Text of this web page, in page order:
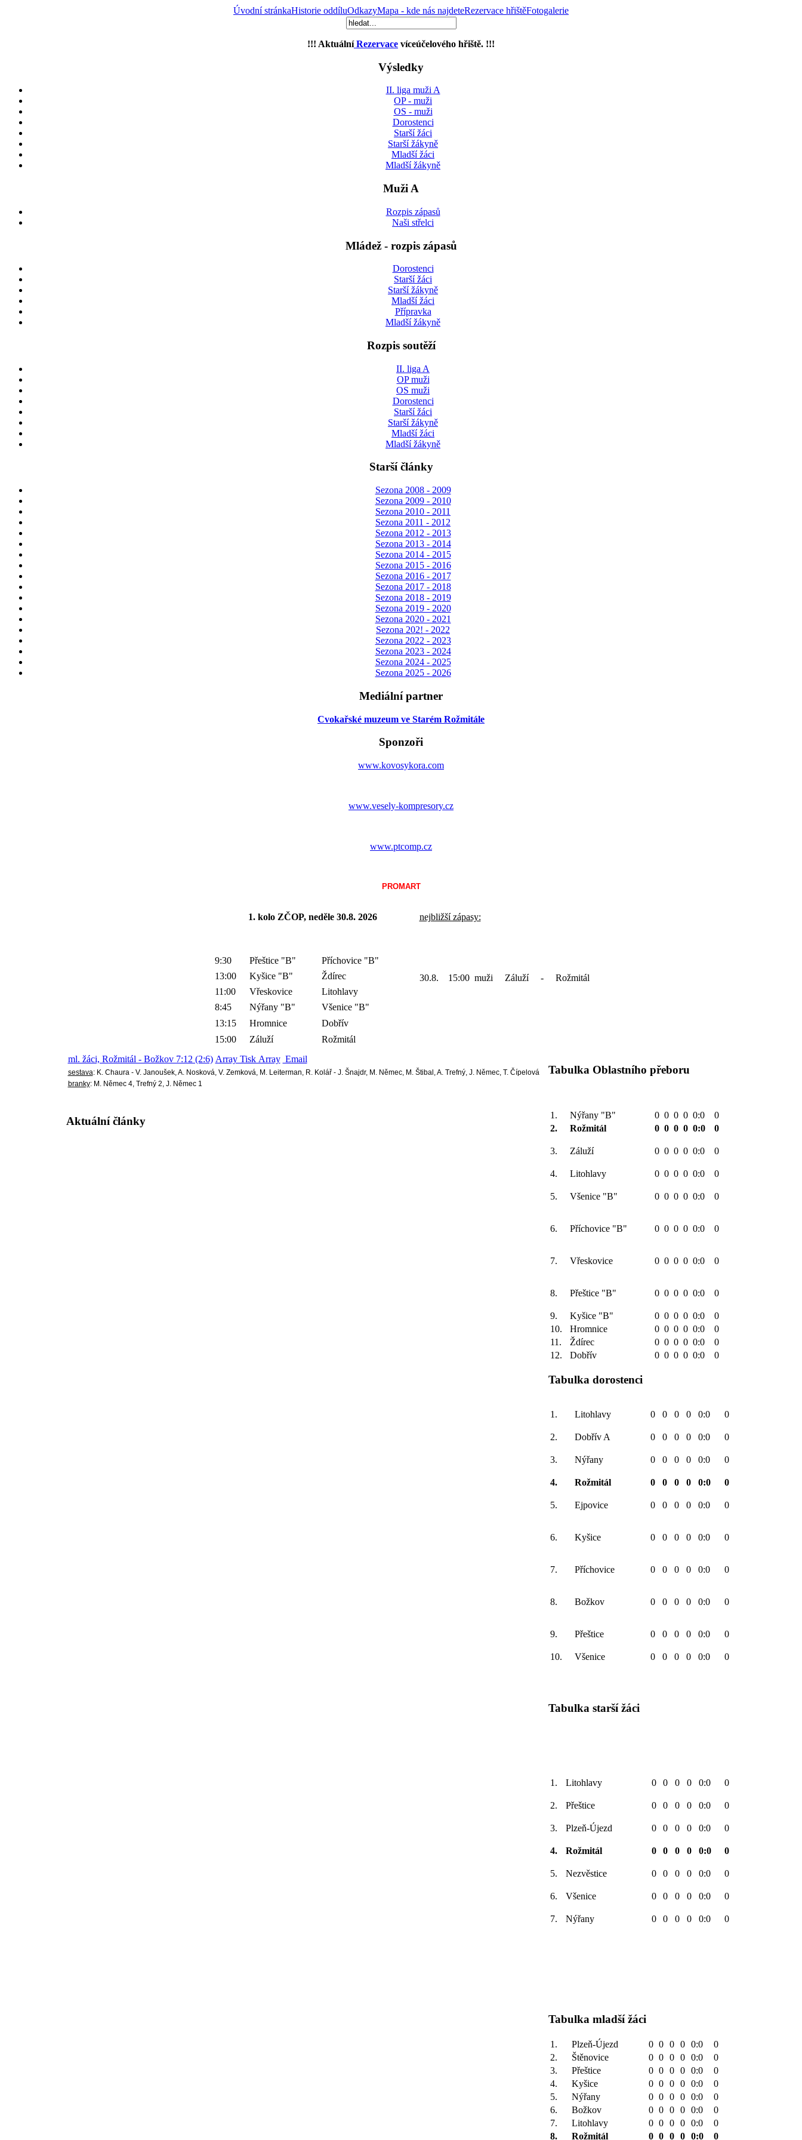
Úvodní stránkaHistorie oddíluOdkazyMapa - kde nás najdeteRezervace hřištěFotogalerie
!!! AktuálníRezervace víceúčelového hřiště. !!!
Výsledky
II. liga muži A
OP - muži
OS - muži
Dorostenci
Starší žáci
Starší žákyně
Mladší žáci
Mladší žákyně
Muži A
Rozpis zápasů
Naši střelci
Mládež - rozpis zápasů
Dorostenci
Starší žáci
Starší žákyně
Mladší žáci
Přípravka
Mladší žákyně
Rozpis soutěží
II. liga A
OP muži
OS muži
Dorostenci
Starší žáci
Starší žákyně
Mladší žáci
Mladší žákyně
Starší články
Sezona 2008 - 2009
Sezona 2009 - 2010
Sezona 2010 - 2011
Sezona 2011 - 2012
Sezona 2012 - 2013
Sezona 2013 - 2014
Sezona 2014 - 2015
Sezona 2015 - 2016
Sezona 2016 - 2017
Sezona 2017 - 2018
Sezona 2018 - 2019
Sezona 2019 - 2020
Sezona 2020 - 2021
Sezona 202! - 2022
Sezona 2022 - 2023
Sezona 2023 - 2024
Sezona 2024 - 2025
Sezona 2025 - 2026
Mediální partner
Cvokařské muzeum ve Starém Rožmitále
Sponzoři
www.kovosykora.com
www.vesely-kompresory.cz
www.ptcomp.cz
PROMART
1. kolo ZČOP, neděle 30.8. 2026
9:30 Přeštice "B"
Příchovice "B"
13:00
Kyšice "B"
Ždírec
11:00
Vřeskovice
Litohlavy
8:45
Nýřany "B"
Všenice "B"
13:15
Hromnice
Dobřív
15:00
Záluží Rožmitál
nejbližší zápasy:
30.8. 15:00 muži Záluží - Rožmitál
ml. žáci, Rožmitál - Božkov 7:12 (2:6) Array Tisk Array Email
sestava: K. Chaura - V. Janoušek, A. Nosková, V. Zemková, M. Leiterman, R. Kolář - J. Šnajdr, M. Němec, M. Štibal, A. Trefný, J. Němec, T. Čípelová
branky: M. Němec 4, Trefný 2, J. Němec 1
Aktuální články
Tabulka Oblastního přeboru
1. Nýřany "B" 0 0 0 0 0:0
0
2.
Rožmitál 0 0 0 0 0:0 0
3. Záluží 0 0 0 0 0:0 0
4. Litohlavy 0 0 0 0 0:0 0
5. Všenice "B" 0 0 0 0 0:0 0
6. Příchovice "B" 0 0 0 0 0:0 0
7. Vřeskovice 0 0 0 0 0:0 0
8. Přeštice "B" 0 0 0 0 0:0 0
9. Kyšice "B" 0 0 0 0 0:0
0
10.
Hromnice 0 0 0 0 0:0
0
11.
Ždírec 0 0 0 0 0:0
0
12.
Dobřív 0 0 0 0 0:0 0
Tabulka dorostenci
1. Litohlavy 0 0 0 0 0:0 0
2. Dobřív A 0 0 0 0 0:0 0
3. Nýřany 0 0 0 0 0:0 0
4. Rožmitál 0 0 0 0 0:0 0
5. Ejpovice 0 0 0 0 0:0 0
6. Kyšice 0 0 0 0 0:0 0
7. Příchovice 0 0 0 0 0:0 0
8. Božkov 0 0 0 0 0:0 0
9. Přeštice 0 0 0 0 0:0 0
10. Všenice 0 0 0 0 0:0 0
Tabulka starší žáci
1. Litohlavy 0 0 0 0 0:0 0
2. Přeštice 0 0 0 0 0:0 0
3. Plzeň-Újezd 0 0 0 0 0:0 0
4. Rožmitál 0 0 0 0 0:0 0
5. Nezvěstice 0 0 0 0 0:0 0
6. Všenice 0 0 0 0 0:0 0
7. Nýřany 0 0 0 0 0:0 0
Tabulka mladší žáci
1. Plzeň-Újezd 0 0 0 0 0:0
0
2.
Štěnovice 0 0 0 0 0:0
0
3.
Přeštice 0 0 0 0 0:0
0
4.
Kyšice 0 0 0 0 0:0
0
5.
Nýřany 0 0 0 0 0:0
0
6.
Božkov 0 0 0 0 0:0
0
7.
Litohlavy 0 0 0 0 0:0
0
8.
Rožmitál 0 0 0 0 0:0 0